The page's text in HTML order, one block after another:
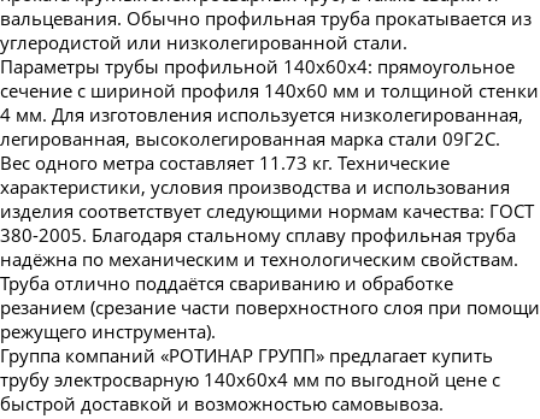
Труба профильная 400х200
вальцевания. Обычно профильная труба прокатывается из
углеродистой или низколегированной стали.
Параметры трубы профильной 140х60х4: прямоугольное
сечение с шириной профиля 140х60 мм и толщиной стенки
4 мм. Для изготовления используется низколегированная,
легированная, высоколегированная марка стали 09Г2С.
Вес одного метра составляет 11.73 кг. Технические
характеристики, условия производства и использования
изделия соответствует следующими нормам качества: ГОСТ
380-2005. Благодаря стальному сплаву профильная труба
надёжна по механическим и технологическим свойствам.
Труба отлично поддаётся свариванию и обработке
резанием (срезание части поверхностного слоя при помощи
режущего инструмента).
Группа компаний «РОТИНАР ГРУПП» предлагает купить
трубу электросварную 140х60х4 мм по выгодной цене с
быстрой доставкой и возможностью самовывоза.